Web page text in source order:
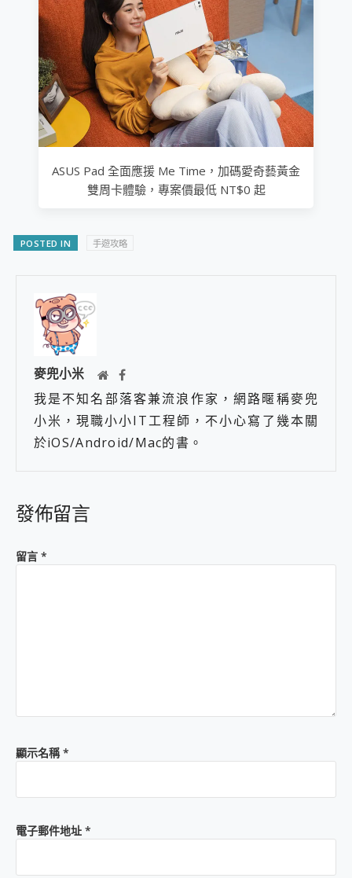
ASUS Pad 全面應援 Me Time，加碼愛奇藝黃金
雙周卡體驗，專案價最低 NT$0 起
POSTED IN 手遊攻略
麥兜小米
我是不知名部落客兼流浪作家，網路暱稱麥兜
小米，現職小小IT工程師，不小心寫了幾本關
於iOS/Android/Mac的書。
發佈留言
留言 *
顯示名稱*
電子郵件地址 *